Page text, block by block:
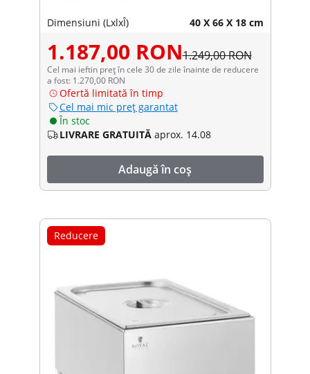
Dimensiuni (LxlxÎ) 40 X 66 X 18 cm
1.187,00 RON1.249,00 RON
Cel mai ieftin preț în cele 30 de zile înainte de reducere
a fost: 1.270,00 RON
Ofertă limitată în timp
Cel mai mic preț garantat
În stoc
LIVRARE GRATUITĂ aprox. 14.08
Adaugă în coș
Reducere